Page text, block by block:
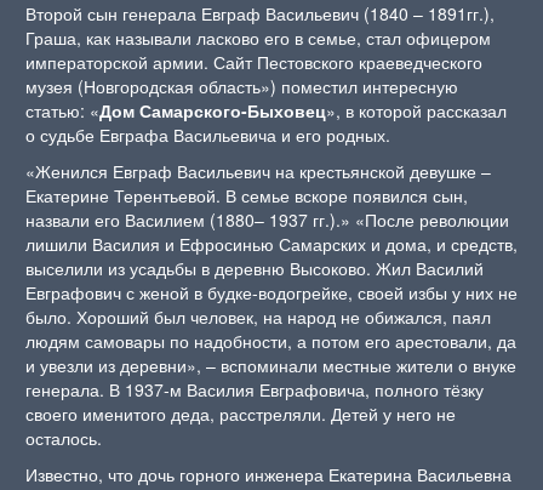
Второй сын генерала Евграф Васильевич (1840 – 1891гг.),
Граша, как называли ласково его в семье, стал офицером
императорской армии. Сайт Пестовского краеведческого
музея (Новгородская область») поместил интересную
статью: «Дом Самарского-Быховец», в которой рассказал
о судьбе Евграфа Васильевича и его родных.
«Женился Евграф Васильевич на крестьянской девушке –
Екатерине Терентьевой. В семье вскоре появился сын,
назвали его Василием (1880– 1937 гг.).» «После революции
лишили Василия и Ефросинью Самарских и дома, и средств,
выселили из усадьбы в деревню Высоково. Жил Василий
Евграфович с женой в будке-водогрейке, своей избы у них не
было. Хороший был человек, на народ не обижался, паял
людям самовары по надобности, а потом его арестовали, да
и увезли из деревни», – вспоминали местные жители о внуке
генерала. В 1937-м Василия Евграфовича, полного тёзку
своего именитого деда, расстреляли. Детей у него не
осталось.
Известно, что дочь горного инженера Екатерина Васильевна